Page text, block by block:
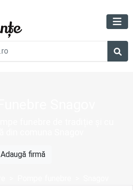
Adaugă firmă